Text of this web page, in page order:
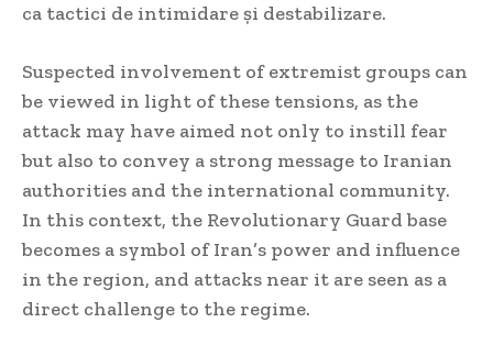
ca tactici de intimidare și destabilizare.
Suspected involvement of extremist groups can
be viewed in light of these tensions, as the
attack may have aimed not only to instill fear
but also to convey a strong message to Iranian
authorities and the international community.
In this context, the Revolutionary Guard base
becomes a symbol of Iran’s power and influence
in the region, and attacks near it are seen as a
direct challenge to the regime.